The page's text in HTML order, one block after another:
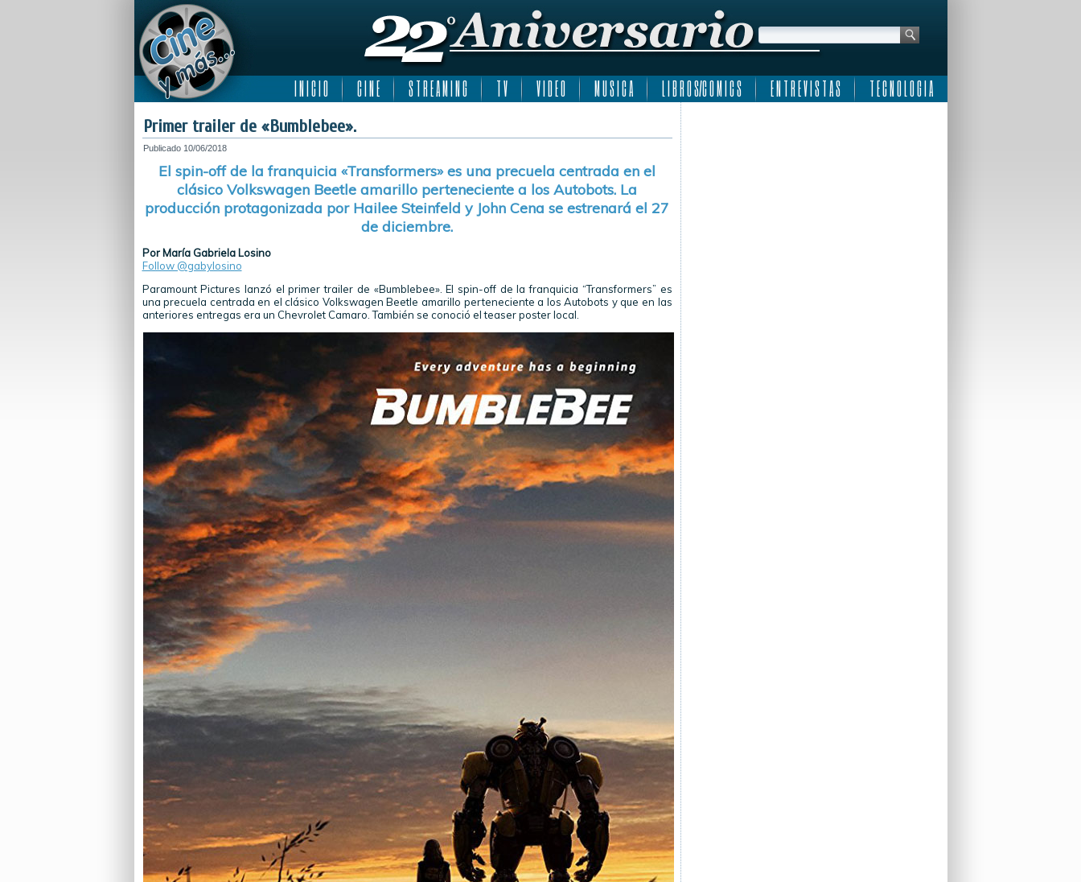
I N I C I O C I N E S T R E A M I N G T V V I D E O M U S I C A L I B R O S/C O M I C S E N T R E V I S T A S T E C N O L O G I A
Primer trailer de «Bumblebee».
Publicado 10/06/2018
El spin-off de la franquicia «Transformers» es una precuela centrada en el
clásico Volkswagen Beetle amarillo perteneciente a los Autobots. La
producción protagonizada por Hailee Steinfeld y John Cena se estrenará el 27
de diciembre.
Por María Gabriela Losino
Follow @gabylosino
Paramount Pictures lanzó el primer trailer de «Bumblebee». El spin-off de la franquicia “Transformers” es
una precuela centrada en el clásico Volkswagen Beetle amarillo perteneciente a los Autobots y que en las
anteriores entregas era un Chevrolet Camaro. También se conoció el teaser poster local.